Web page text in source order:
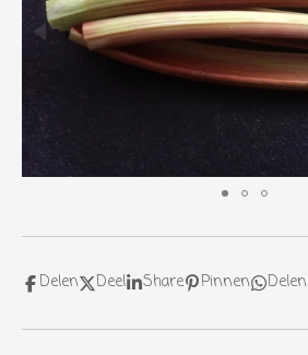
Delen Deel Share Pinnen Delen